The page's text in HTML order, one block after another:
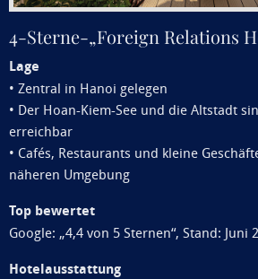
4-Sterne-„Foreign Relations
Lage
• Zentral in Hanoi gelegen
• Der Hoan-Kiem-See und die Altstadt
erreichbar
• Cafés, Restaurants und kleine
näheren Umgebung
Top bewertet
Google: „4,4 von 5 Sternen“, Stand: Juni
Hotelausstattung